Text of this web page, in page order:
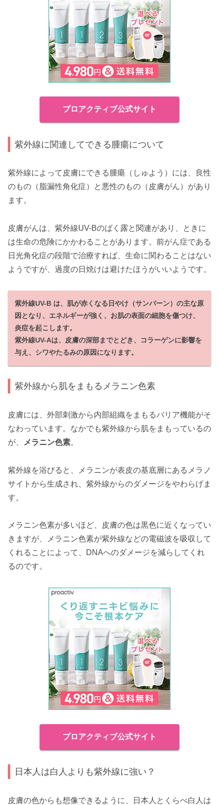
プロアクティブ公式サイト
紫外線に関連してできる腫瘍について
紫外線によって皮膚にできる腫瘍（しゅよう）には、良性
のもの（脂漏性角化症）と悪性のもの（皮膚がん）があり
ます。
皮膚がんは、紫外線UV-Bのばく露と関連があり、ときに
は生命の危険にかかわることがあります。前がん症である
日光角化症の段階で治療すれば、生命に関わることはない
ようですが、過度の日焼けは避けたほうがいいようです。
紫外線UV-B は、肌が赤くなる日やけ（サンバーン）の主な原
因となり、エネルギーが強く、お肌の表面の細胞を傷つけ、
炎症を起こします。
紫外線UV-Aは、皮膚の深部までとどき、コラーゲンに影響を
与え、シワやたるみの原因になります。
紫外線から肌をまもるメラニン色素
皮膚には、外部刺激から内部組織をまもるバリア機能がそ
なわっています。なかでも紫外線から肌をまもっているの
が、
メラニン色素。
紫外線を浴びると、メラニンが表皮の基底層にあるメラノ
サイトから生成され、紫外線からのダメージをやわらげま
す。
メラニン色素が多いほど、皮膚の色は黒色に近くなってい
きますが、メラニン色素が紫外線などの電磁波を吸収して
くれることによって、DNAへのダメージを減らしてくれ
るのです。
プロアクティブ公式サイト
日本人は白人よりも紫外線に強い？
皮膚の色からも想像できるように、日本人とくらべ白人は